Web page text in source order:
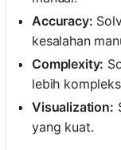
Accuracy:
kesalahan
Complexity:
lebih
Visualization:
yang kuat.